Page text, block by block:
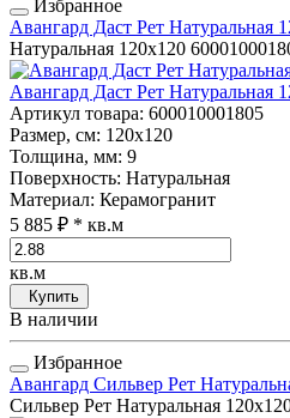
Избранное
Авангард Даст Рет Натуральная
Натуральная 120x120
Авангард Даст Рет Натуральная
Артикул товара: 600010001805
Размер, см: 120x120
Толщина, мм: 9
Поверхность: Натуральная
Материал: Керамогранит
5 885 ₽ * кв.м
кв.м
Купить
В наличии
Избранное
Авангард Сильвер Рет
Сильвер Рет Натуральная